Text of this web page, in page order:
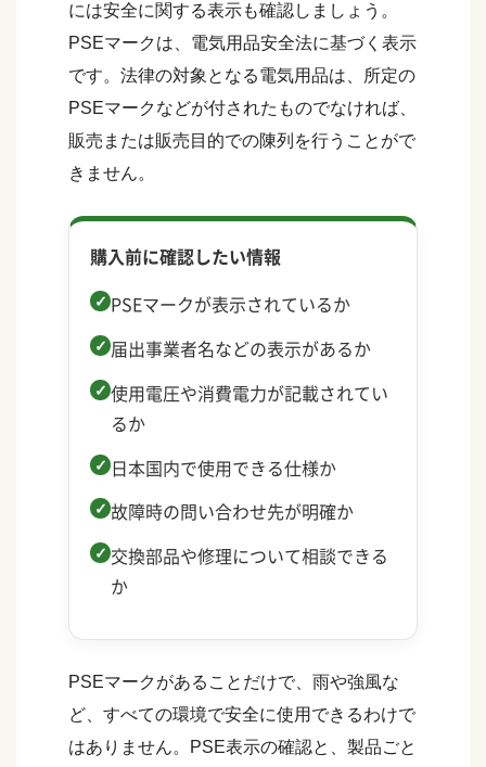
には安全に関する表示も確認しましょう。
PSEマークは、電気用品安全法に基づく表示
です。法律の対象となる電気用品は、所定の
PSEマークなどが付されたものでなければ、
販売または販売目的での陳列を行うことがで
きません。
購入前に確認したい情報
PSEマークが表示されているか
届出事業者名などの表示があるか
使用電圧や消費電力が記載されてい
るか
日本国内で使用できる仕様か
故障時の問い合わせ先が明確か
交換部品や修理について相談できる
か
PSEマークがあることだけで、雨や強風な
ど、すべての環境で安全に使用できるわけで
はありません。PSE表示の確認と、製品ごと